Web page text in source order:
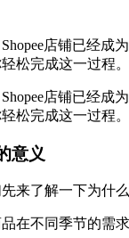
店铺已经成
松完成这一过程。
店铺已经成
松完成这一过程。
意义
来了解一下为什
品在不同季节的需